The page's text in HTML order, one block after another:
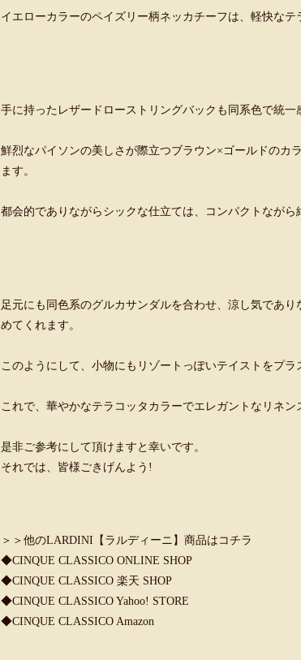
イエローカラーのペイズリー柄ネッカチーフは、軽快なテ
手に持ったレザードローストリングバックも同系色で統一
鮮烈なパイソンの美しさが際立つブラウン×ゴールドのカ
ます。
都会的でありながらシックな仕立ては、コンパクトながら
足元にも同色系のグルカサンダルを合わせ、涼し気であ
めてくれます。
このようにして、小物にもリゾートっぽいテイストをプラ
これで、華やかなテラコッタカラーでエレガントなリネン
是非ご参考にして頂けますと幸いです。
それでは、皆様ごきげんよう!
＞＞他のLARDINI【ラルディーニ】商品はコチラ
◆CINQUE CLASSICO ONLINE SHOP
◆CINQUE CLASSICO 楽天 SHOP
◆CINQUE CLASSICO Yahoo! STORE
◆CINQUE CLASSICO Amazon